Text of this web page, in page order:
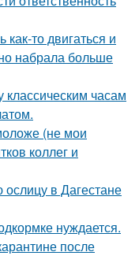
то двигаться и
набрала больше
часам
(не мои
коллег и
в Дагестане
нуждается.
после